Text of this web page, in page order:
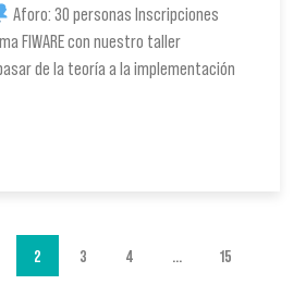
Aforo: 30 personas Inscripciones
FIWARE con nuestro taller
de la teoría a la implementación
2 3 4 … 15